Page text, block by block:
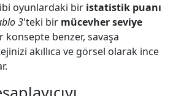
oyunlardaki bir istatistik puanı
3'teki bir mücevher seviye
konsepte benzer, savaşa
akıllıca ve görsel olarak ince